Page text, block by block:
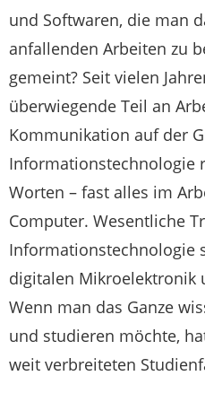
und Softwaren, die man
anfallenden Arbeiten zu
gemeint? Seit vielen
überwiegende Teil an
Kommunikation auf der
Informationstechnologie
Worten – fast alles im
Computer. Wesentliche
Informationstechnologie
digitalen Mikroelektronik
Wenn man das Ganze
und studieren möchte,
weit verbreiteten